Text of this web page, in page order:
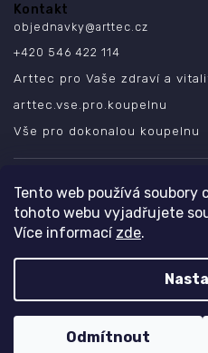
Tento web používá soubory
tohoto webu vyjadřujete
Více informací zde.
Odmítnout
Kontakt
objednavky@arttec.cz
+420 546 422 114
Arttec pro Vaše zdraví a
arttec.vse.pro.koupelnu
Vše pro dokonalou koupelnu
SLEDUJTE NÁS
Copyright 2026ARTTEC s.r.o.